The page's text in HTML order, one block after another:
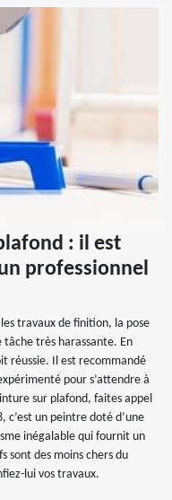
: il est
professionnel
travaux de finition, la pose
tâche très harassante. En
réussie. Il est recommandé
pour s’attendre à
sur plafond, faites appel
c’est un peintre doté d’une
inégalable qui fournit un
sont des moins chers du
lui vos travaux.